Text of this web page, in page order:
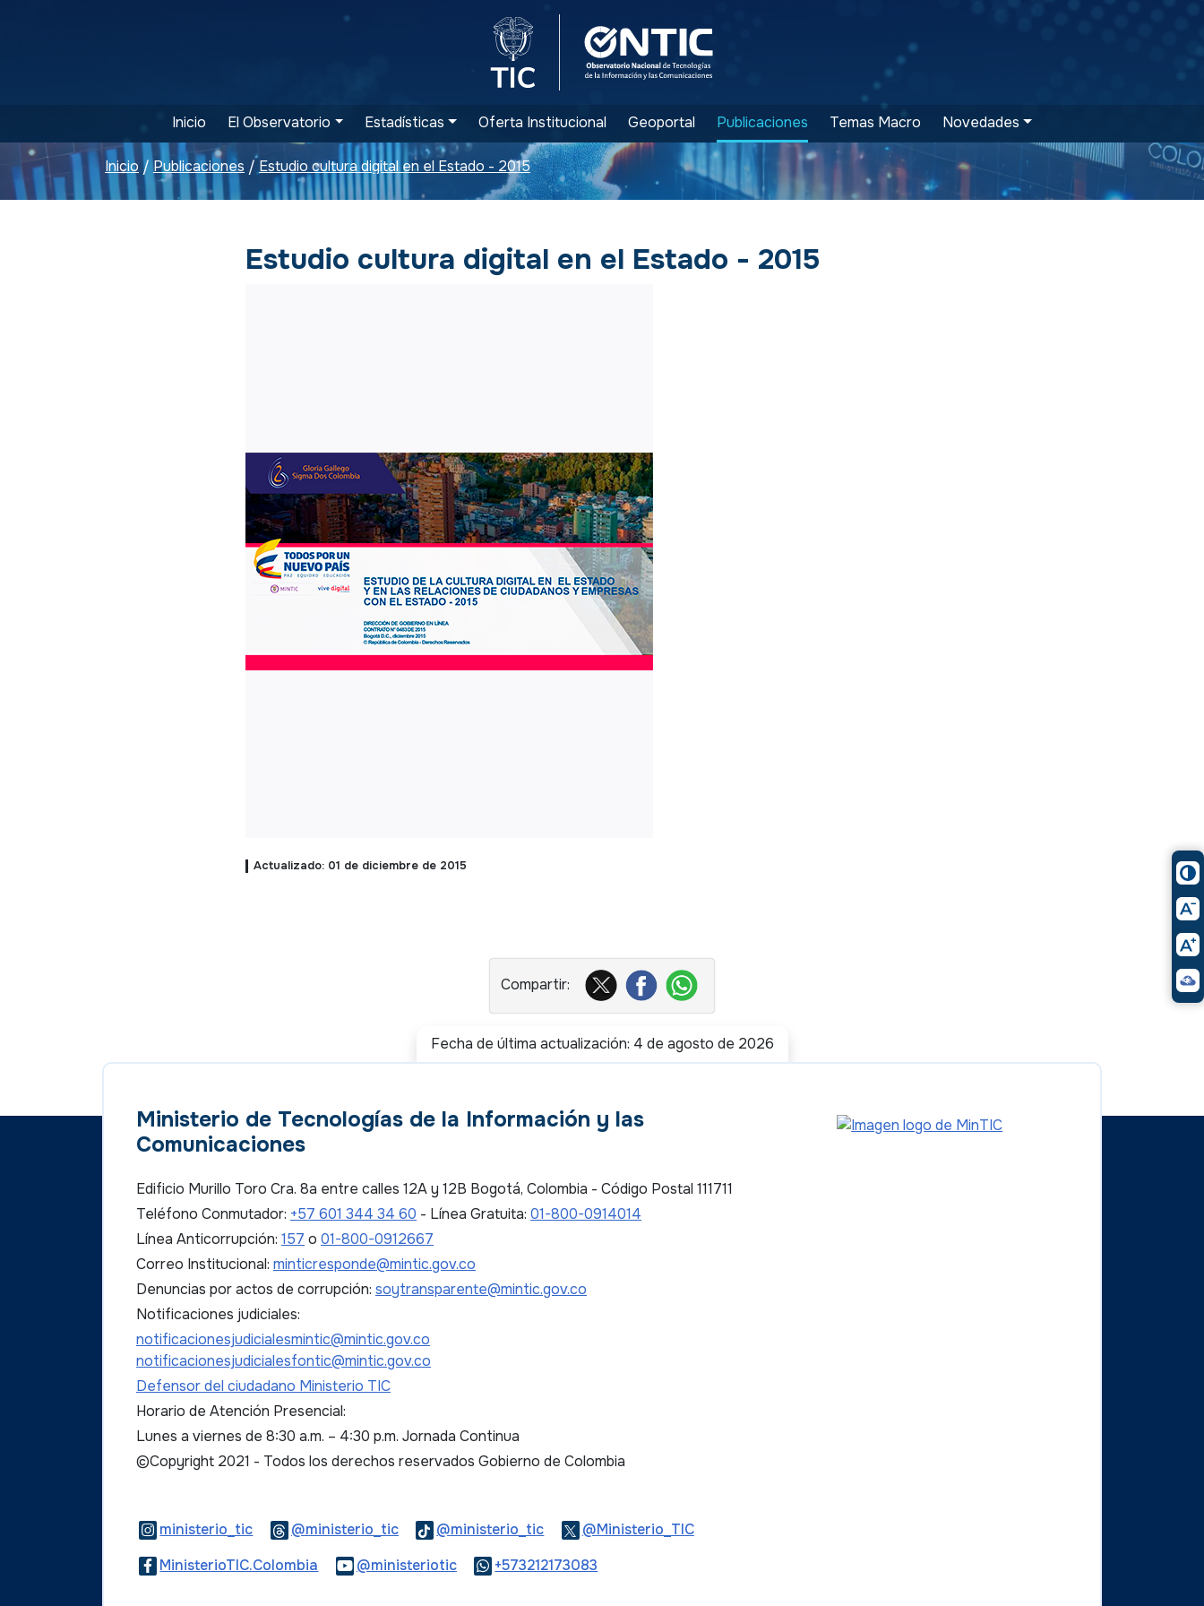
Logo del Ministerio TIC
Inicio El Observatorio Estadísticas Oferta Institucional Geoportal Publicaciones Temas Macro Novedades
Inicio /Publicaciones / Estudio cultura digital en el Estado - 2015
Estudio cultura digital en el Estado - 2015
Actualizado: 01 de diciembre de 2015
Fecha de última actualización: 4 de agosto de 2026
Ministerio de Tecnologías de la Información y las
Comunicaciones
Edificio Murillo Toro Cra. 8a entre calles 12A y 12B Bogotá, Colombia - Código Postal 111711
Teléfono Conmutador: +57 601 344 34 60 - Línea Gratuita: 01-800-0914014
Línea Anticorrupción: 157 o 01-800-0912667
Correo Institucional: minticresponde@mintic.gov.co
Denuncias por actos de corrupción: soytransparente@mintic.gov.co
Notificaciones judiciales:
notificacionesjudicialesmintic@mintic.gov.co
notificacionesjudicialesfontic@mintic.gov.co
Defensor del ciudadano Ministerio TIC
Horario de Atención Presencial:
Lunes a viernes de 8:30 a.m. – 4:30 p.m. Jornada Continua
©Copyright 2021 - Todos los derechos reservados Gobierno de Colombia
Logo del ministerio TIC
ministerio_ticLogo Instagram
@ministerio_ticLogo Threads
@ministerio_ticLogo Tiktok@Ministerio_TICLogo Twitter
MinisterioTIC.Colombia Logo Facebook
@ministerioticLogo Youtube
+573212173083